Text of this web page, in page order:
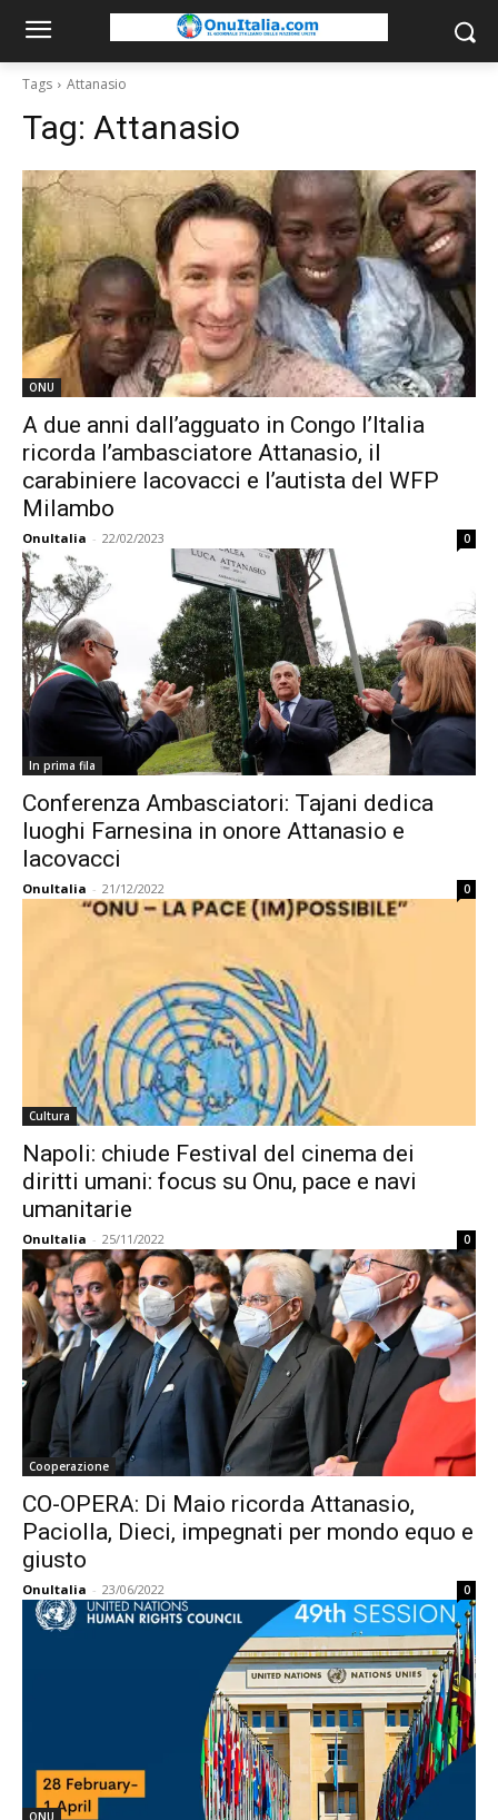
Tags Attanasio
Tag: Attanasio
ONU
A due anni dall’agguato in Congo l’Italia
ricorda l’ambasciatore Attanasio, il
carabiniere Iacovacci e l’autista del WFP
Milambo
OnuItalia - 22/02/2023 0
In prima fila
Conferenza Ambasciatori: Tajani dedica
luoghi Farnesina in onore Attanasio e
Iacovacci
OnuItalia - 21/12/2022 0
Cultura
Napoli: chiude Festival del cinema dei
diritti umani: focus su Onu, pace e navi
umanitarie
OnuItalia - 25/11/2022 0
Cooperazione
CO-OPERA: Di Maio ricorda Attanasio,
Paciolla, Dieci, impegnati per mondo equo e
giusto
OnuItalia - 23/06/2022 0
ONU